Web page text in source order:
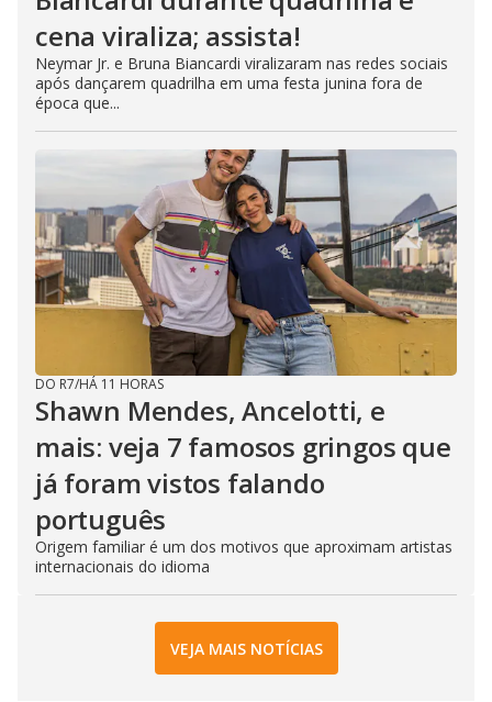
cena viraliza; assista!
Neymar Jr. e Bruna Biancardi viralizaram nas redes sociais
após dançarem quadrilha em uma festa junina fora de
época que...
DO R7/HÁ 11 HORAS
Shawn Mendes, Ancelotti, e
mais: veja 7 famosos gringos que
já foram vistos falando
português
Origem familiar é um dos motivos que aproximam artistas
internacionais do idioma
VEJA MAIS NOTÍCIAS